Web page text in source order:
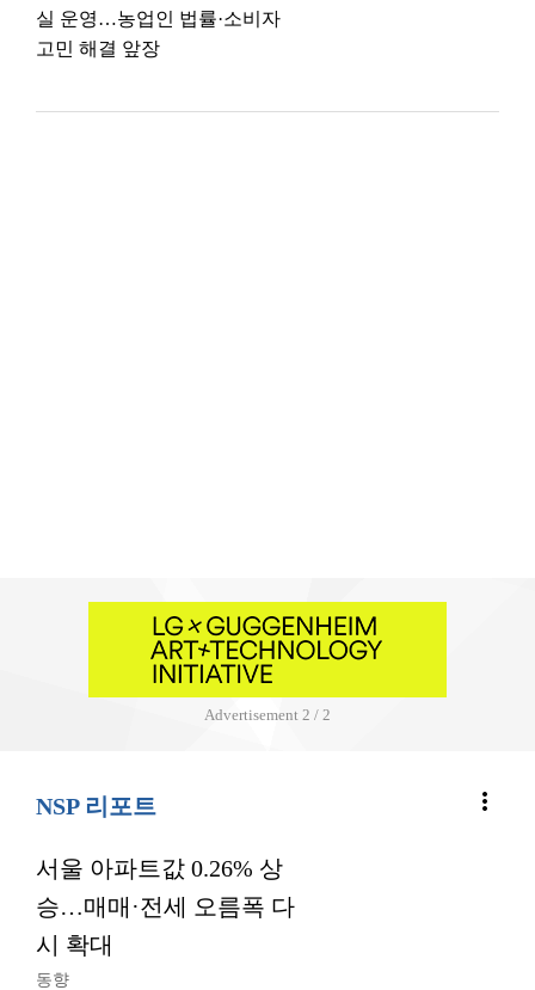
실 운영…농업인 법률·소비자
고민 해결 앞장
Advertisement 2 / 2
NSP 리포트 more_vert
서울 아파트값 0.26% 상
승…매매·전세 오름폭 다
시 확대
동향